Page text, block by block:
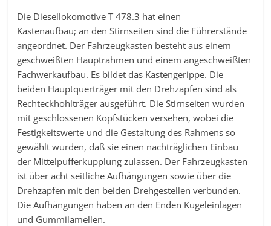
Die Diesellokomotive T 478.3 hat einen
Kastenaufbau; an den Stirnseiten sind die Führerstände
angeordnet. Der Fahrzeugkasten besteht aus einem
geschweißten Hauptrahmen und einem angeschweißten
Fachwerkaufbau. Es bildet das Kastengerippe. Die
beiden Hauptquerträger mit den Drehzapfen sind als
Rechteckhohlträger ausgeführt. Die Stirnseiten wurden
mit geschlossenen Kopfstücken versehen, wobei die
Festigkeitswerte und die Gestaltung des Rahmens so
gewählt wurden, daß sie einen nachträglichen Einbau
der Mittelpufferkupplung zulassen. Der Fahrzeugkasten
ist über acht seitliche Aufhängungen sowie über die
Drehzapfen mit den beiden Drehgestellen verbunden.
Die Aufhängungen haben an den Enden Kugeleinlagen
und Gummilamellen.